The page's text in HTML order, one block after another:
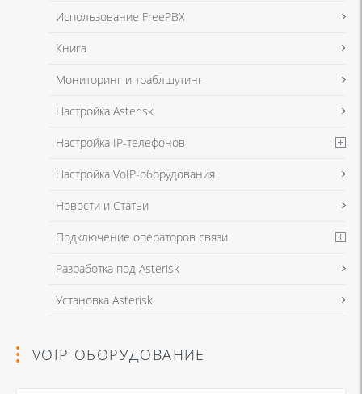
Использование FreePBX
Книга
Мониторинг и траблшутинг
Настройка Asterisk
Настройка IP-телефонов
Настройка VoIP-оборудования
Новости и Статьи
Подключение операторов связи
Разработка под Asterisk
Установка Asterisk
VOIP ОБОРУДОВАНИЕ